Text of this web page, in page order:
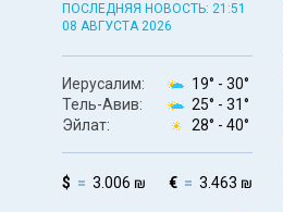
ПОСЛЕДНЯЯ НОВОСТЬ: 21:51
08 АВГУСТА 2026
Иерусалим: 19° - 30°
Тель-Авив:
25° - 31°
Эйлат:
28° - 40°
$ 3.006 ₪ € 3.463 ₪